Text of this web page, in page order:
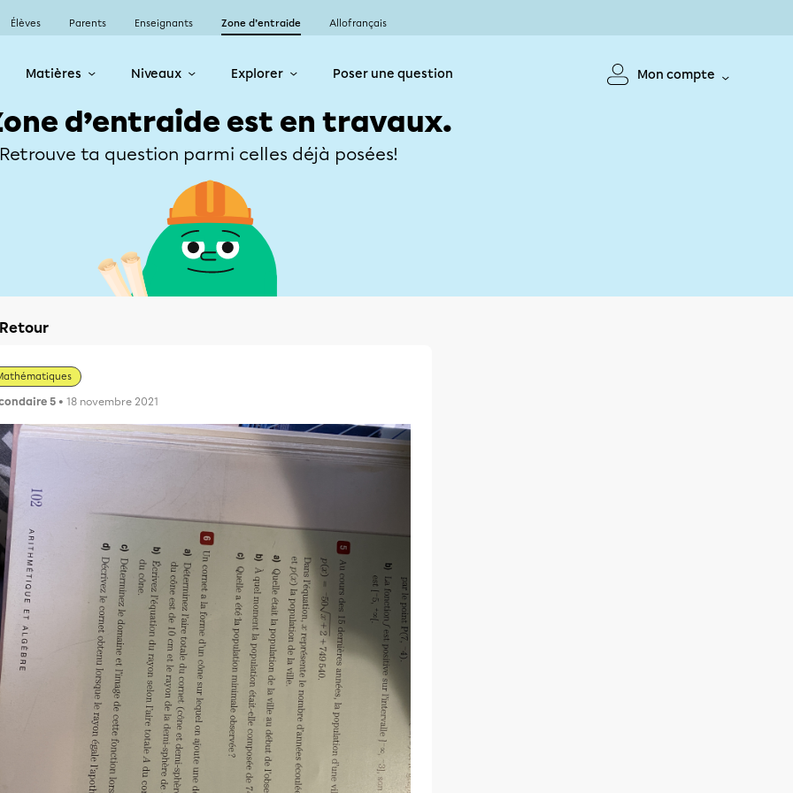
Élèves Parents Enseignants Zone d’entraide Allofrançais
Matières Niveaux Explorer Poser une question Mon compte
d’entraide est en travaux.
ta question parmi celles déjà posées!
Retour
5 • 18 novembre 2021